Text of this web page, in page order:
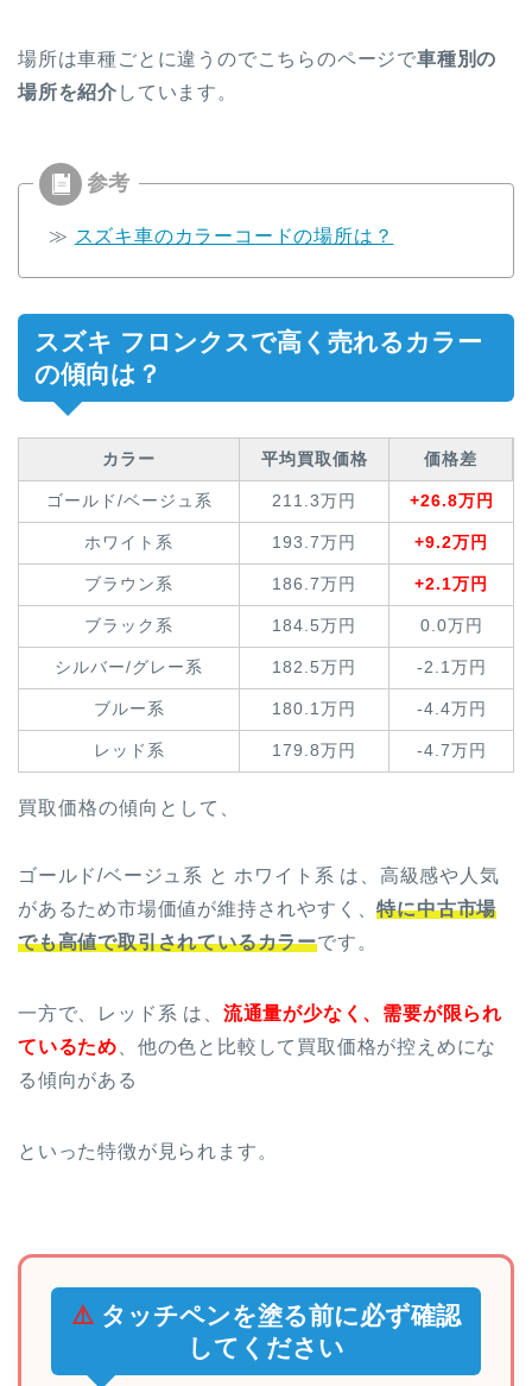
場所は車種ごとに違うのでこちらのページで車種別の
場所を紹介 しています。
≫ スズキ車のカラーコードの場所は？
スズキ フロンクスで高く売れるカラー
の傾向は？
カラー 平均買取価格 価格差
ゴールド/ベージュ系 211.3万円 +26.8万円
ホワイト系 193.7万円 +9.2万円
ブラウン系 186.7万円 +2.1万円
ブラック系 184.5万円 0.0万円
シルバー/グレー系 182.5万円 -2.1万円
ブルー系 180.1万円 -4.4万円
レッド系 179.8万円 -4.7万円
買取価格の傾向として、
ゴールド/ベージュ系 と ホワイト系 は、高級感や人気
があるため市場価値が維持されやすく、特に中古市場
でも高値で取引されているカラーです。
一方で、レッド系 は、 流通量が少なく、需要が限られ
ているため 、他の色と比較して買取価格が控えめにな
る傾向がある
といった特徴が見られます。
⚠️ タッチペンを塗る前に必ず確認
してください